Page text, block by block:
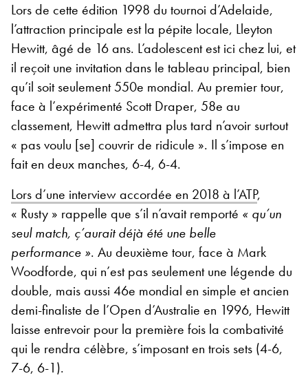
Lors de cette édition 1998 du tournoi d’Adelaide,
l’attraction principale est la pépite locale, Lleyton
Hewitt, âgé de 16 ans. L’adolescent est ici chez lui, et
il reçoit une invitation dans le tableau principal, bien
qu’il soit seulement 550e mondial. Au premier tour,
face à l’expérimenté Scott Draper, 58e au
classement, Hewitt admettra plus tard n’avoir surtout
« pas voulu [se] couvrir de ridicule ». Il s’impose en
fait en deux manches, 6-4, 6-4.
Lors d’une interview accordée en 2018 à l’ATP,
« Rusty » rappelle que s’il n’avait remporté « qu’un
seul match, ç’aurait déjà été une belle
performance ». Au deuxième tour, face à Mark
Woodforde, qui n’est pas seulement une légende du
double, mais aussi 46e mondial en simple et ancien
demi-finaliste de l’Open d’Australie en 1996, Hewitt
laisse entrevoir pour la première fois la combativité
qui le rendra célèbre, s’imposant en trois sets (4-6,
7-6, 6-1).